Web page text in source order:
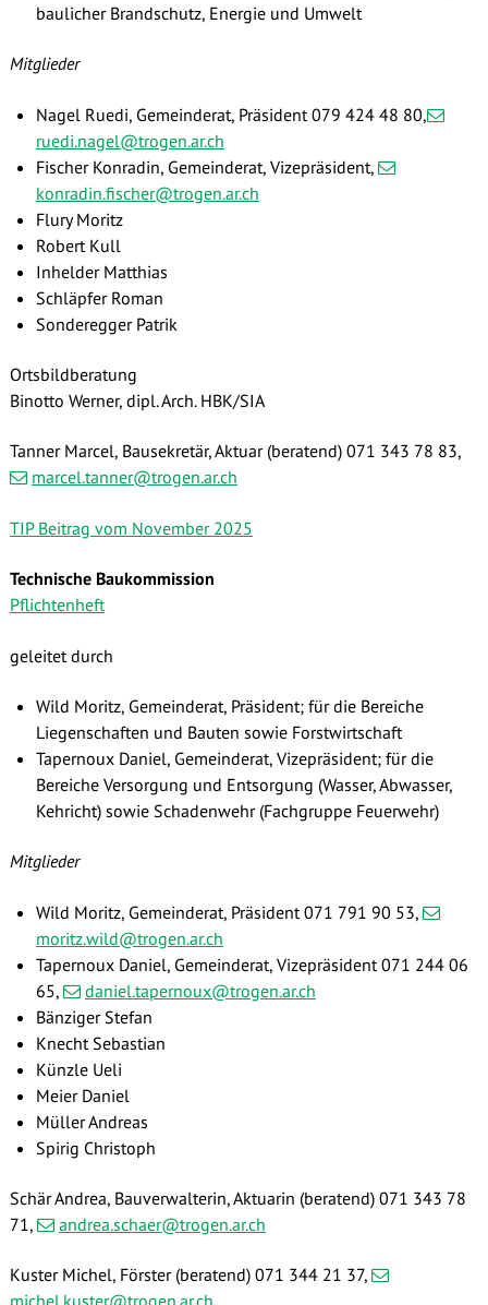
baulicher Brandschutz, Energie und Umwelt
Mitglieder
Nagel Ruedi, Gemeinderat, Präsident 079 424 48 80,
ruedi.nagel@trogen.ar.ch
Fischer Konradin, Gemeinderat, Vizepräsident,
konradin.fischer@trogen.ar.ch
Flury Moritz
Robert Kull
Inhelder Matthias
Schläpfer Roman
Sonderegger Patrik
Ortsbildberatung
Binotto Werner, dipl. Arch. HBK/SIA
Tanner Marcel, Bausekretär, Aktuar (beratend) 071 343 78 83,
marcel.tanner@trogen.ar.ch
TIP Beitrag vom November 2025
Technische Baukommission
Pflichtenheft
geleitet durch
Wild Moritz, Gemeinderat, Präsident; für die Bereiche
Liegenschaften und Bauten sowie Forstwirtschaft
Tapernoux Daniel, Gemeinderat, Vizepräsident; für die
Bereiche Versorgung und Entsorgung (Wasser, Abwasser,
Kehricht) sowie Schadenwehr (Fachgruppe Feuerwehr)
Mitglieder
Wild Moritz, Gemeinderat, Präsident 071 791 90 53,
moritz.wild@trogen.ar.ch
Tapernoux Daniel, Gemeinderat, Vizepräsident 071 244 06
65,
daniel.tapernoux@trogen.ar.ch
Bänziger Stefan
Knecht Sebastian
Künzle Ueli
Meier Daniel
Müller Andreas
Spirig Christoph
Schär Andrea, Bauverwalterin, Aktuarin (beratend) 071 343 78
71,
andrea.schaer@trogen.ar.ch
Kuster Michel, Förster (beratend) 071 344 21 37,